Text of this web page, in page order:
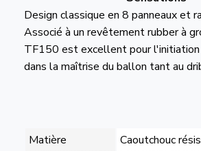
Design classique en 8 panneaux et
Associé à un revêtement rubber à
TF150 est excellent pour
dans la maîtrise du ballon tant au
Matière
Caoutchouc